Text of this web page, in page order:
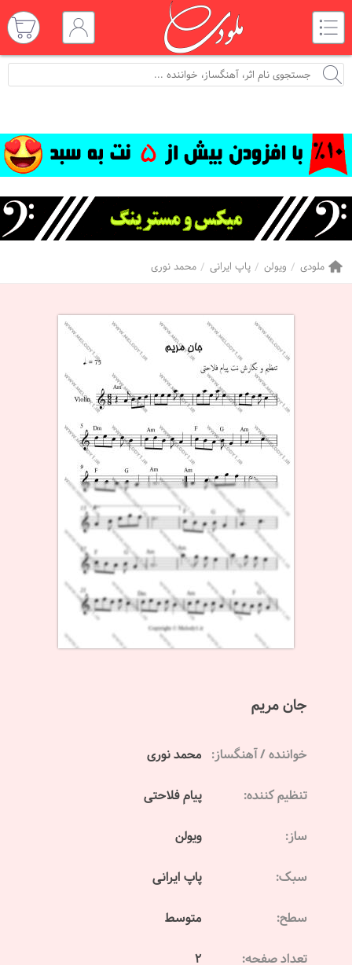
ملودی ویولن پاپ ایرانی محمد نوری
جان مریم
خواننده / آهنگساز: محمد نوری
تنظیم کننده: پیام فلاحتی
ساز: ویولن
سبک: پاپ ایرانی
سطح: متوسط
تعداد صفحه: 2